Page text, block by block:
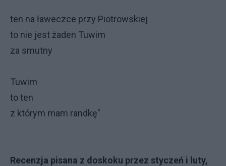
ten na ławeczce przy Piotrowskiej
to nie jest żaden Tuwim
za smutny
Tuwim
to ten
z którym mam randkę"
Recenzja pisana z doskoku przez styczeń i luty,